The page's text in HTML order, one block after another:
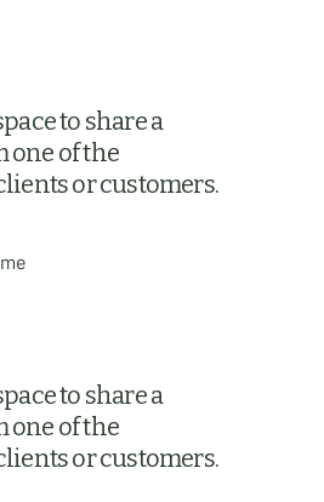
to share a
one of the
or customers.
to share a
one of the
or customers.